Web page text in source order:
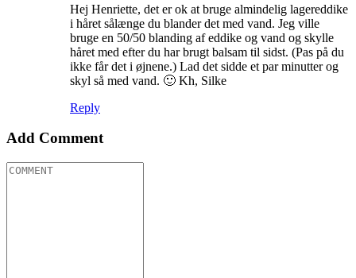
Hej Henriette, det er ok at bruge almindelig lagereddike
i håret sålænge du blander det med vand. Jeg ville
bruge en 50/50 blanding af eddike og vand og skylle
håret med efter du har brugt balsam til sidst. (Pas på du
ikke får det i øjnene.) Lad det sidde et par minutter og
skyl så med vand. 🙂 Kh, Silke
Reply
Add Comment